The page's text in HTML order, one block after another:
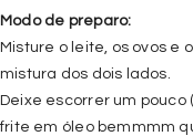
Modo de preparo:
Misture o leite, os ovos e
mistura dos dois lados.
Deixe escorrer um
frite em óleo bemmmm